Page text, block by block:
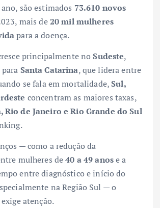
são estimados 73.610 novos
mais de20 mil mulheres
para a doença.
principalmente noSudeste,
Santa Catarina, que lidera entre
se fala em mortalidade,Sul,
concentram as maiores taxas,
Rio de Janeiro e Rio Grande do Sul
— como a redução da
mulheres de40 a 49 anose a
entre diagnóstico e início do
na Região Sul — o
atenção.